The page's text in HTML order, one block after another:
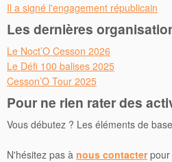
Il a signé l'engagement républicain
Les dernières
Le Noct’O Cesson 2026
Le Défi 100 balises 2025
Cesson’O Tour 2025
Pour ne rien rater des
Vous débutez ? Les éléments de
N'hésitez pas à nous contacterpour